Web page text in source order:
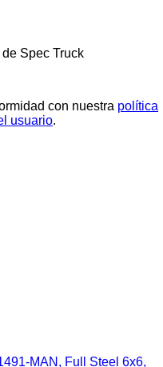
Spec Truck
con nuestra política
usuario.
MAN, Full Steel 6x6,